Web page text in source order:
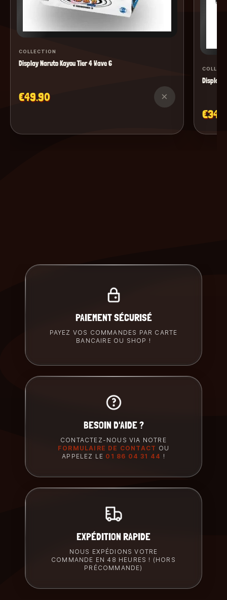
COLLECTION
Display Naruto Kayou Tier 4 Wave 6
€49.90 ×
Display
PAIEMENT SÉCURISÉ
PAYEZ VOS COMMANDES PAR CARTE
BANCAIRE OU SHOP !
BESOIN D'AIDE ?
CONTACTEZ-NOUS VIA NOTRE
FORMULAIRE DE CONTACT OU
APPELEZ LE 01 86 04 31 44 !
EXPÉDITION RAPIDE
NOUS EXPÉDIONS VOTRE
COMMANDE EN 48 HEURES ! (HORS
PRÉCOMMANDE)